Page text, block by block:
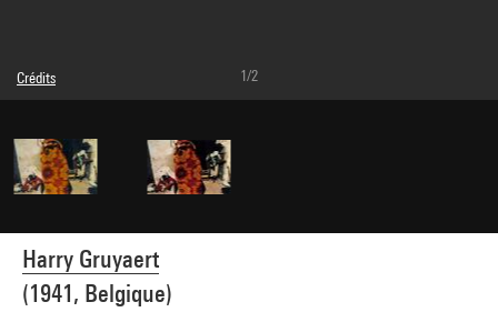
Harry Gruyaert
(1941, Belgique)
Crédits
© Harry Gruyaert / Magnum Photos
GrandPalaisRmn
Réf. image : 4N60360
1/2